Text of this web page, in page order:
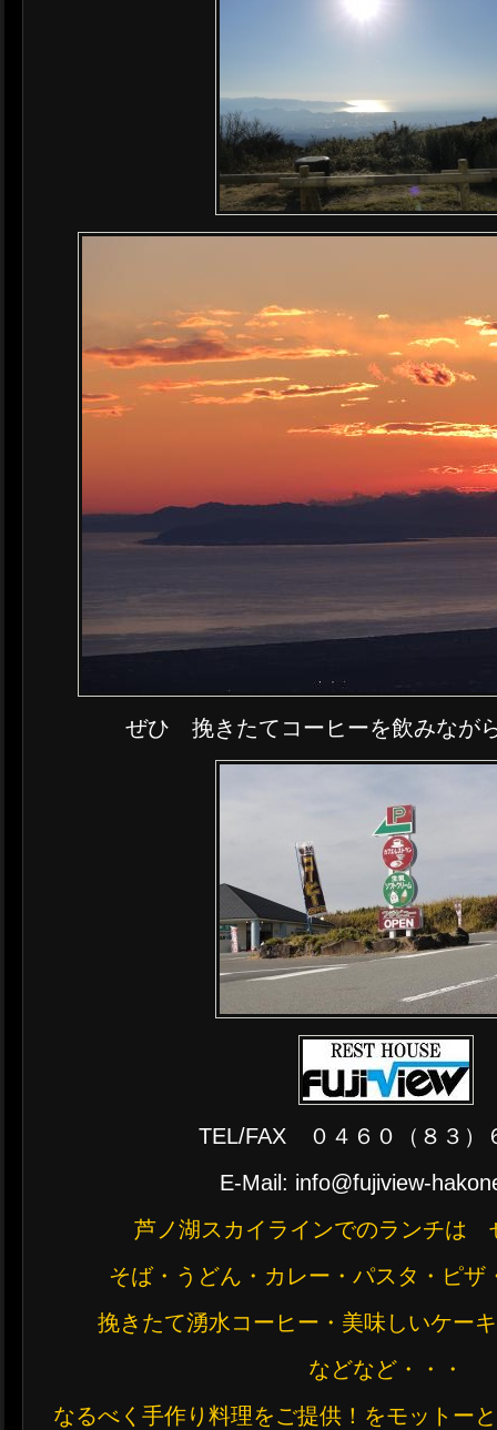
ぜひ 挽きたてコーヒーを飲みなが
TEL/FAX ０４６０（８３）
E-Mail: info@fujiview-
芦ノ湖スカイラインでのランチ
そば・うどん・カレー・パスタ・ピザ
挽きたて湧水コーヒー・美味しいケー
などなど・・・
なるべく手作り料理をご提供！をモット